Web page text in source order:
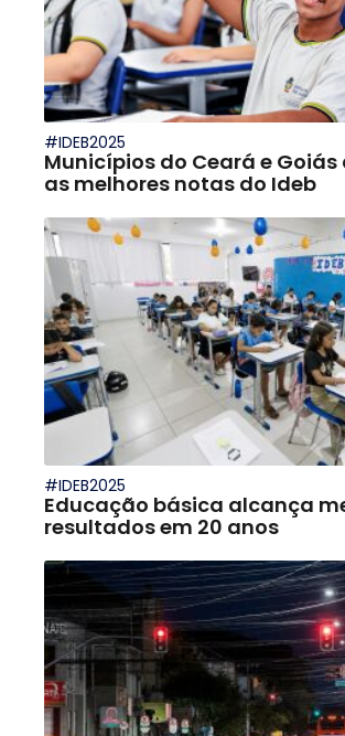
#IDEB2025
Municípios do Ceará e
as melhores notas do Ideb
#IDEB2025
Educação básica alcança
resultados em 20 anos